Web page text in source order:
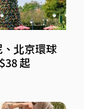
北京環球
起